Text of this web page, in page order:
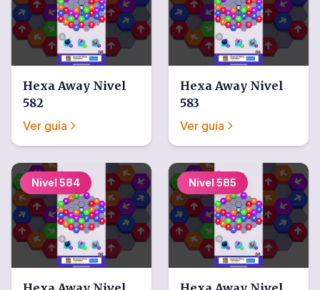
Hexa Away Nivel
582
Ver guía
Hexa Away Nivel
583
Ver guía
Nivel 584 Nivel 585